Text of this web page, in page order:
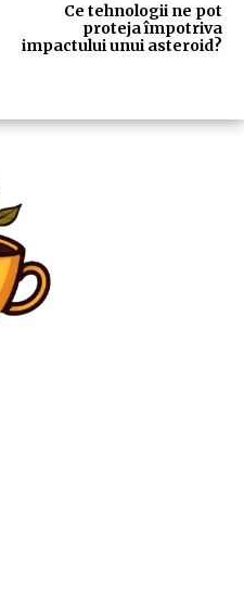
Ce tehnologii ne pot
proteja împotriva
impactului unui asteroid?